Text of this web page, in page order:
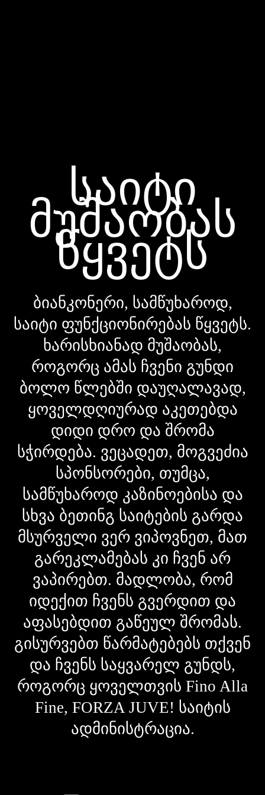
საიტი
მუშაობას
წყვეტს
ბიანკონერი, სამწუხაროდ,
საიტი ფუნქციონირებას წყვეტს.
ხარისხიანად მუშაობას,
როგორც ამას ჩვენი გუნდი
ბოლო წლებში დაუღალავად,
ყოველდღიურად აკეთებდა
დიდი დრო და შრომა
სჭირდება. ვეცადეთ, მოგვეძია
სპონსორები, თუმცა,
სამწუხაროდ კაზინოებისა და
სხვა ბეთინგ საიტების გარდა
მსურველი ვერ ვიპოვნეთ, მათ
გარეკლამებას კი ჩვენ არ
ვაპირებთ. მადლობა, რომ
იდექით ჩვენს გვერდით და
აფასებდით გაწეულ შრომას.
გისურვებთ წარმატებებს თქვენ
და ჩვენს საყვარელ გუნდს,
როგორც ყოველთვის Fino Alla
Fine, FORZA JUVE! საიტის
ადმინისტრაცია.